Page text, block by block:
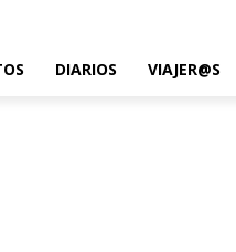
DIARIOS VIAJER@S